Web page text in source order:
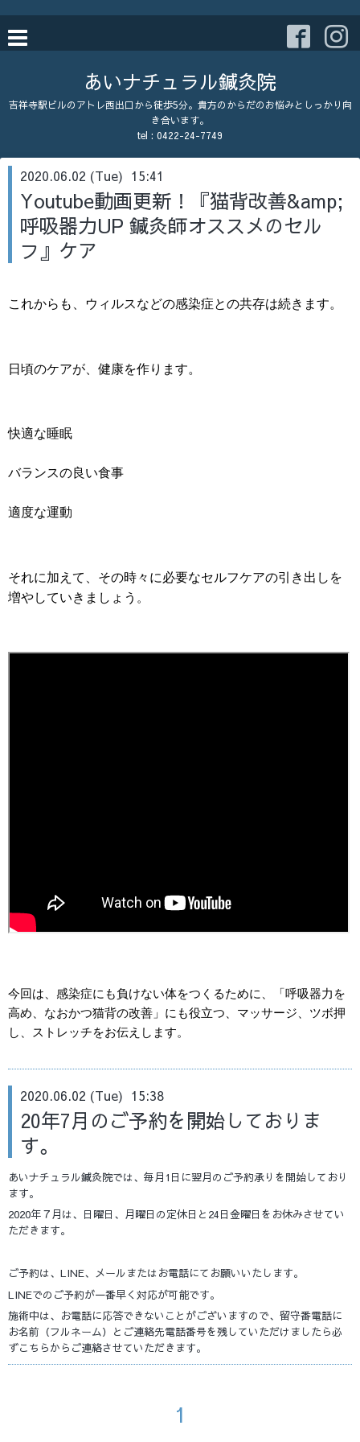
あいナチュラル鍼灸院
吉祥寺駅ビルのアトレ西出口から徒歩5分。貴方のからだのお悩みとしっかり向
き合います。
tel : 0422-24-7749
2020.06.02 (Tue) 15:41
Youtube動画更新！『猫背改善&amp;
呼吸器力UP 鍼灸師オススメのセル
フ』ケア
これからも、ウィルスなどの感染症との共存は続きます。
日頃のケアが、健康を作ります。
快適な睡眠
バランスの良い食事
適度な運動
それに加えて、その時々に必要なセルフケアの引き出しを
増やしていきましょう 。
今回は、感染症にも負けない体をつくるために、「呼吸器力を
高め、なおかつ猫背の改善」にも役立つ、マッサージ、ツボ押
し、ストレッチをお伝えします。
2020.06.02 (Tue) 15:38
20年7月のご予約を開始しておりま
す。
あいナチュラル鍼灸院では、毎月1日に翌月のご予約承りを開始しており
ます。
2020年７月は、日曜日、月曜日の定休日と24日金曜日をお休みさせてい
ただきます。
ご予約は、LINE、メールまたはお電話にてお願いいたします。
LINEでのご予約が一番早く対応が可能です。
施術中は、お電話に応答できないことがございますので、留守番電話に
お名前（フルネーム）とご連絡先電話番号を残していただけましたら必
ずこちらからご連絡させていただきます。
1